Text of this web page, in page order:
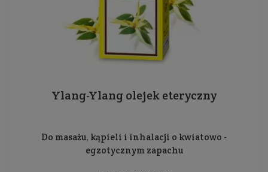
Ylang-Ylang olejek eteryczny
Do masażu, kąpieli i inhalacji o kwiatowo -
egzotycznym zapachu